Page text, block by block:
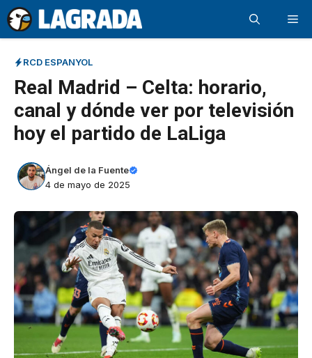
Saltar
al
contenido
RCD ESPANYOL
Real Madrid – Celta: horario,
canal y dónde ver por televisión
hoy el partido de LaLiga
Ángel de la Fuente
4 de mayo de 2025